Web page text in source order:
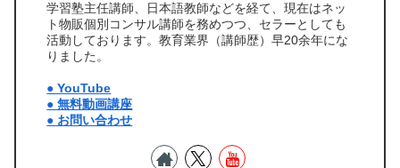
学習塾主任講師、日本語教師などを経て、現在はネッ
ト物販個別コンサル講師を務めつつ、セラーとしても
活動しております。教育業界（講師歴）早20余年にな
りました。
● YouTube
● 無料動画講座
● お問い合わせ